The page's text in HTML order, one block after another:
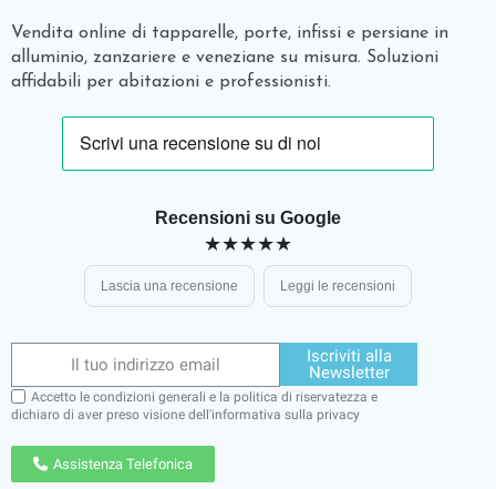
Vendita online di tapparelle, porte, infissi e persiane in
alluminio, zanzariere e veneziane su misura. Soluzioni
affidabili per abitazioni e professionisti.
Recensioni su Google
★★★★★
Lascia una recensione Leggi le recensioni
Iscriviti alla
Newsletter
Accetto le condizioni generali e la politica di riservatezza e
dichiaro di aver preso visione dell'informativa sulla privacy
Assistenza Telefonica